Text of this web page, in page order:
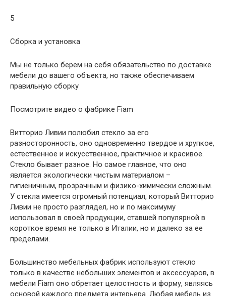
5
Сборка и установка
Мы не только берем на себя обязательство по доставке
мебели до вашего объекта, но также обеспечиваем
правильную сборку
Посмотрите видео о фабрике Fiam
Витторио Ливии полюбил стекло за его
разносторонность, оно одновременно твердое и хрупкое,
естественное и искусственное, практичное и красивое.
Стекло бывает разное. Но самое главное, что оно
является экологически чистым материалом –
гигиеничным, прозрачным и физико-химически сложным.
У стекла имеется огромный потенциал, который Витторио
Ливии не просто разглядел, но и по максимуму
использовал в своей продукции, ставшей популярной в
короткое время не только в Италии, но и далеко за ее
пределами.
Большинство мебельных фабрик используют стекло
только в качестве небольших элементов и аксессуаров, в
мебели Fiam оно обретает целостность и форму, являясь
основой каждого предмета интерьера. Любая мебель из